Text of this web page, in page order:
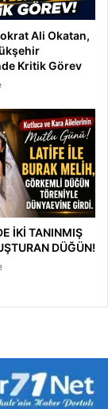
Ali Okatan,
Kritik Görev
İKİ TANINMIŞ
DÜĞÜN!